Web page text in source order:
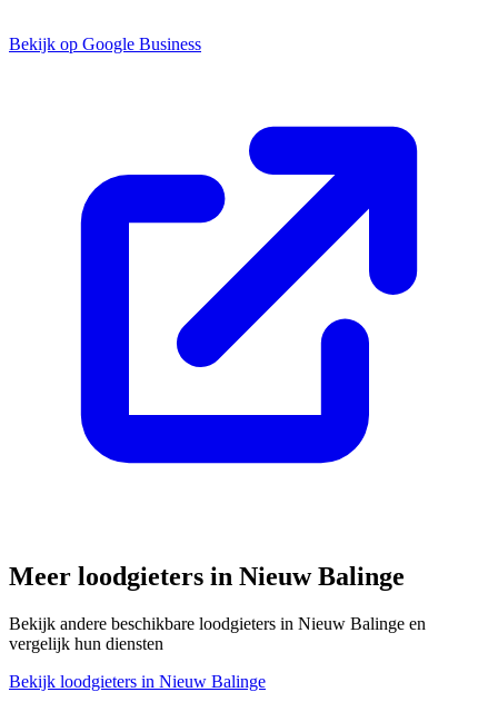
Bekijk op Google Business
Meer loodgieters in Nieuw Balinge
Bekijk andere beschikbare loodgieters in Nieuw Balinge en
vergelijk hun diensten
Bekijk loodgieters in Nieuw Balinge